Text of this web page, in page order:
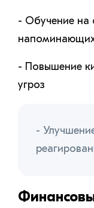
- Обучение на
- Повышение
угроз
-